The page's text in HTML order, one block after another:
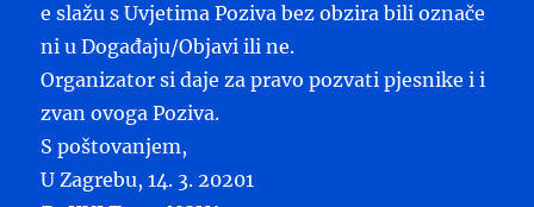
e slažu s Uvjetima Poziva bez obzira bili označe
ni u Događaju/Objavi ili ne.
Organizator si daje za pravo pozvati pjesnike i i
zvan ovoga Poziva.
S poštovanjem,
U Zagrebu, 14. 3. 20201